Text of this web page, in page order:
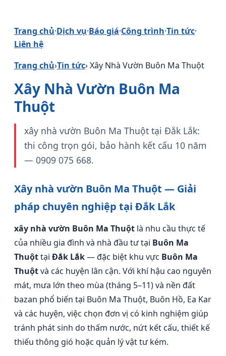
Trang chủ·Dịch vụ·Báo giá·Công trình·Tin tức·
Liên hệ
Trang chủ›Tin tức› Xây Nhà Vườn Buôn Ma Thuột
Xây Nhà Vườn Buôn Ma
Thuột
xây nhà vườn Buôn Ma Thuột tại Đắk Lắk:
thi công trọn gói, bảo hành kết cấu 10 năm
— 0909 075 668.
Xây nhà vườn Buôn Ma Thuột — Giải
pháp chuyên nghiệp tại Đắk Lắk
xây nhà vườn Buôn Ma Thuột là nhu cầu thực tế
của nhiều gia đình và nhà đầu tư tại Buôn Ma
Thuộttại Đắk Lắk— đặc biệt khu vực Buôn Ma
Thuộtvà các huyện lân cận. Với khí hậu cao nguyên
mát, mưa lớn theo mùa (tháng 5–11) và nền đất
bazan phổ biến tại Buôn Ma Thuột, Buôn Hồ, Ea Kar
và các huyện, việc chọn đơn vị có kinh nghiệm giúp
tránh phát sinh do thấm nước, nứt kết cấu, thiết kế
thiếu thông gió hoặc quản lý vật tư kém.